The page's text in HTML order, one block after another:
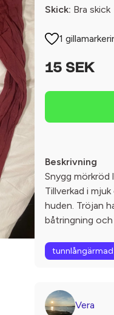
Skick: Bra skick
1
15 SEK
Beskrivning
Snygg mörkröd
Tillverkad i
huden. Tröjan
båtringning
tunnlångärmad
Vera